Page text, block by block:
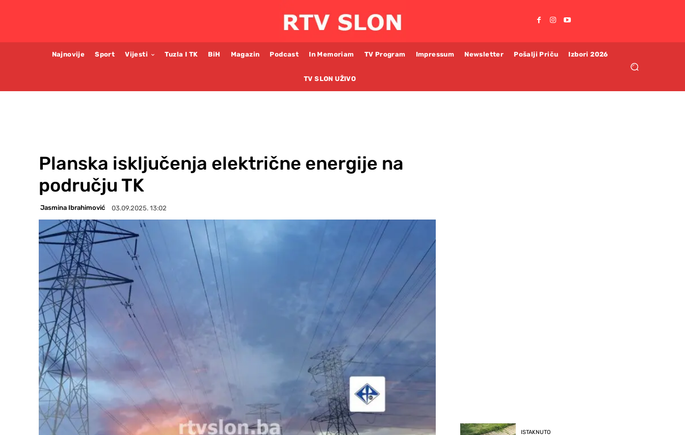
Najnovije Sport Vijesti Tuzla I TK BiH Magazin Podcast In Memoriam TV Program Impressum Newsletter Pošalji Priču Izbori 2026
TV SLON UŽIVO
Planska isključenja električne energije na
području TK
Jasmina Ibrahimović 03.09.2025. 13:02
ISTAKNUTO